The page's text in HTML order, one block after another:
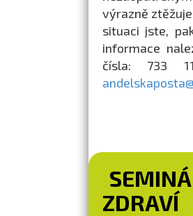
výrazně
situaci jste,
informace
čísla: 733
ZDRAVÍ